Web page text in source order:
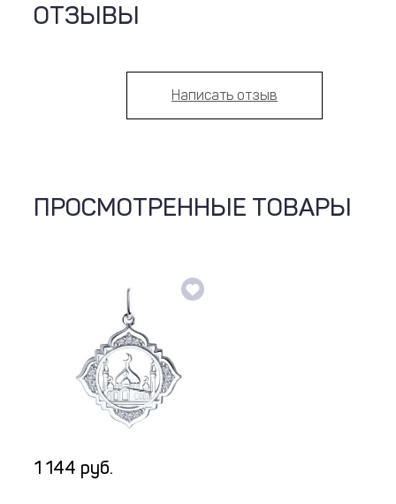
ОТЗЫВЫ
Написать отзыв
ПРОСМОТРЕННЫЕ ТОВАРЫ
1 144 руб.